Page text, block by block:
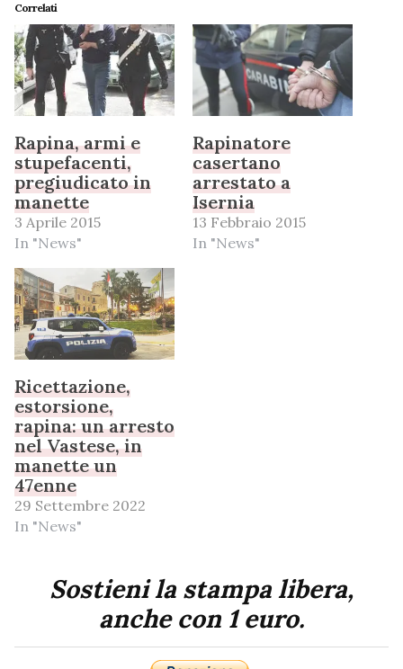
Correlati
Rapina, armi e
stupefacenti,
pregiudicato in
manette
3 Aprile 2015
In "News"
Rapinatore
casertano
arrestato a
Isernia
13 Febbraio 2015
In "News"
Ricettazione,
estorsione,
rapina: un arresto
nel Vastese, in
manette un
47enne
29 Settembre 2022
In "News"
Sostieni la stampa libera,
anche con 1 euro.